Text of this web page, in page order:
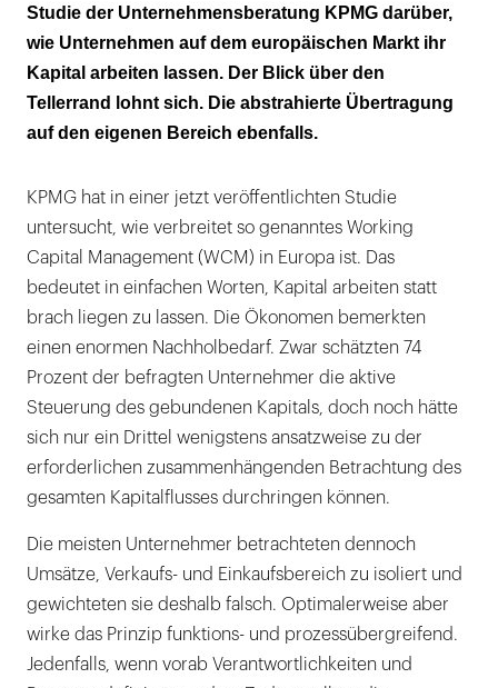
Studie der Unternehmensberatung KPMG darüber,
wie Unternehmen auf dem europäischen Markt ihr
Kapital arbeiten lassen. Der Blick über den
Tellerrand lohnt sich. Die abstrahierte Übertragung
auf den eigenen Bereich ebenfalls.
KPMG hat in einer jetzt veröffentlichten Studie
untersucht, wie verbreitet so genanntes Working
Capital Management (WCM) in Europa ist. Das
bedeutet in einfachen Worten, Kapital arbeiten statt
brach liegen zu lassen. Die Ökonomen bemerkten
einen enormen Nachholbedarf. Zwar schätzten 74
Prozent der befragten Unternehmer die aktive
Steuerung des gebundenen Kapitals, doch noch hätte
sich nur ein Drittel wenigstens ansatzweise zu der
erforderlichen zusammenhängenden Betrachtung des
gesamten Kapitalflusses durchringen können.
Die meisten Unternehmer betrachteten dennoch
Umsätze, Verkaufs- und Einkaufsbereich zu isoliert und
gewichteten sie deshalb falsch. Optimalerweise aber
wirke das Prinzip funktions- und prozessübergreifend.
Jedenfalls, wenn vorab Verantwortlichkeiten und